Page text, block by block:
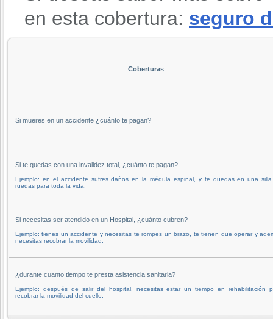
en esta cobertura: seguro
Coberturas
Si mueres en un accidente ¿cuánto te pagan?
Si te quedas con una invalidez total, ¿cuánto te pagan?
Ejemplo: en el accidente sufres daños en la médula espinal, y te quedas en una
ruedas para toda la vida.
Si necesitas ser atendido en un Hospital, ¿cuánto cubren?
Ejemplo: tienes un accidente y necesitas te rompes un brazo, te tienen que operar y
necesitas recobrar la movilidad.
¿durante cuanto tiempo te presta asistencia sanitaria?
Ejemplo: después de salir del hospital, necesitas estar un tiempo en rehabilitación
recobrar la movilidad del cuello.